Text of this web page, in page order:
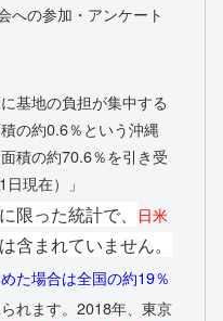
への参加・アンケート
基地の負担が集中する
の約0.6％という沖縄
積の約70.6％を引き受
現在）」
限った統計で、
日米
含まれていません。
た場合は全国の約19％
れます。2018年、東京